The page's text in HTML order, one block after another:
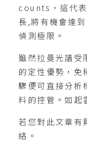
counts，這代
長,將有機會達
偵測極限。
雖然拉曼光譜受
的定性優勢，免
驟便可直接分析
料的控管。如起
若您對此文章有
絡。